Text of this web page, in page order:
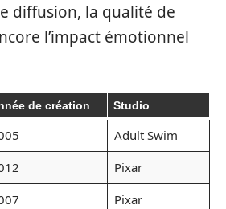
diffusion, la qualité de
l’impact émotionnel
de création Studio
Adult Swim
Pixar
Pixar